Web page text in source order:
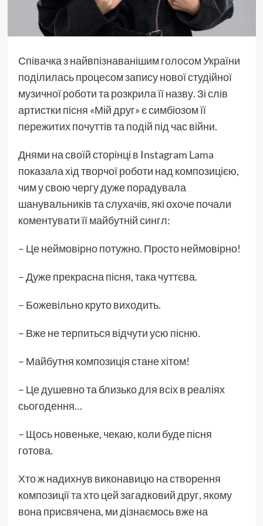
Співачка з найвпізнаванішимголосомУкраїни
поділилась процесом запису нової студійної
музичної роботи та розкрила її назву. Зі слів
артистки пісня «Мій друг» є симбіозом її
пережитих почуттів та подій під час війни.
Днями на своїй сторінці в Instagram Lama
показала хід творчої роботи над композицією,
чим у свою чергу дуже порадувала
шанувальників та слухачів, які охоче почали
коментувати її майбутній сингл:
– Це неймовірно потужно. Просто неймовірно!
– Дуже прекрасна пісня, така чуттєва.
– Божевільно круто виходить.
– Вже не терпиться відчути усю пісню.
– Майбутня композиція стане хітом!
– Це душевно та близько для всіх в реаліях
сьогодення…
– Щось новеньке, чекаю, коли буде пісня
готова.
Хто ж надихнув виконавицю на створення
композиції та хто цей загадковий друг, якому
вона присвячена, ми дізнаємось вже на